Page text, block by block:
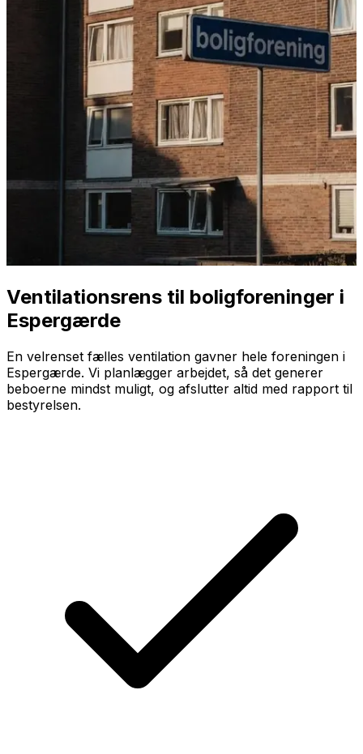
Ventilationsrens til boligforeninger i
Espergærde
En velrenset fælles ventilation gavner hele foreningen i
Espergærde. Vi planlægger arbejdet, så det generer
beboerne mindst muligt, og afslutter altid med rapport til
bestyrelsen.